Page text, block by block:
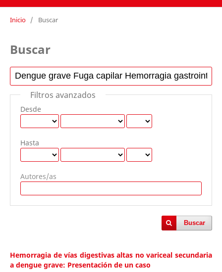
Inicio / Buscar
Buscar
Filtros avanzados
Desde
Hasta
Autores/as
Buscar
Hemorragia de vías digestivas altas no variceal secundaria
a dengue grave: Presentación de un caso